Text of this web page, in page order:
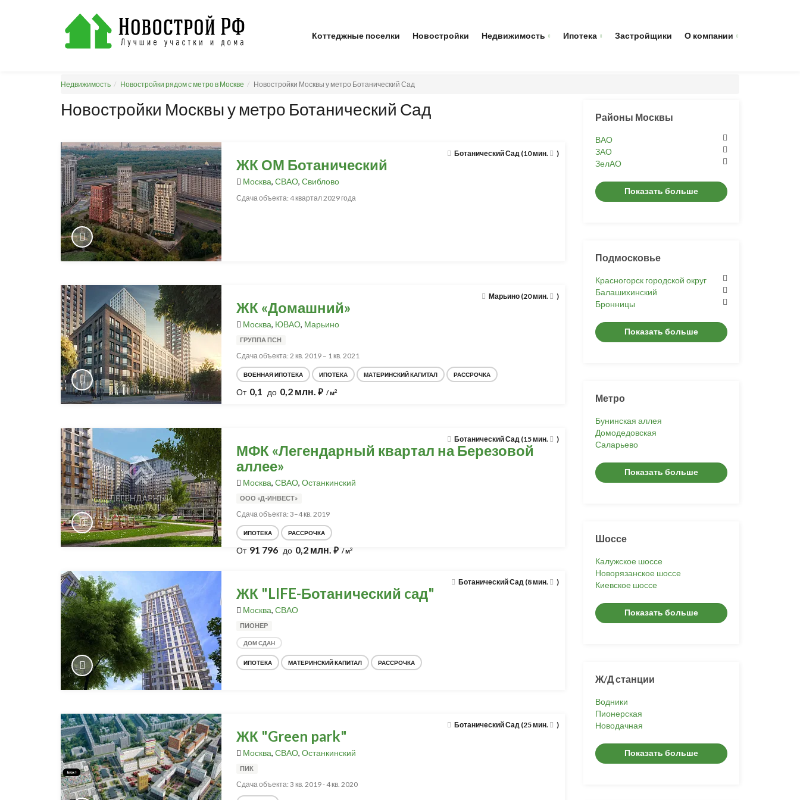
Коттеджные поселки Новостройки Недвижимость Ипотека Застройщики О компании
Недвижимость Новостройки рядом с метро в Москве Новостройки Москвы у метро Ботанический Сад
Новостройки Москвы у метро Ботанический Сад
Ботанический Сад (10 мин. )
ЖК ОМ Ботанический
Москва, СВАО, Свиблово
Сдача объекта: 4 квартал 2029 года
Марьино (20 мин. )
ЖК «Домашний»
Москва, ЮВАО, Марьино
ГРУППА ПСН
Сдача объекта: 2 кв. 2019 – 1 кв. 2021
ВОЕННАЯ ИПОТЕКА ИПОТЕКА МАТЕРИНСКИЙ КАПИТАЛ РАССРОЧКА
От 0,1 до 0,2 млн. ⃏ / м2
Ботанический Сад (15 мин. )
МФК «Легендарный квартал на Березовой
аллее»
Москва, СВАО, Останкинский
ООО «Д-ИНВЕСТ»
Сдача объекта: 3–4 кв. 2019
ИПОТЕКА РАССРОЧКА
От 91 796 до 0,2 млн. ⃏ / м2
Ботанический Сад (8 мин. )
ЖК "LIFE-Ботанический cад"
Москва, СВАО
ПИОНЕР
ДОМ СДАН
ИПОТЕКА МАТЕРИНСКИЙ КАПИТАЛ РАССРОЧКА
Ботанический Сад (25 мин. )
ЖК "Green park"
Москва, СВАО, Останкинский
ПИК
Сдача объекта: 3 кв. 2019 - 4 кв. 2020
Районы Москвы
ВАО
ЗАО
ЗелАО
Показать больше
Подмосковье
Красногорск городской округ
Балашихинский
Бронницы
Показать больше
Метро
Бунинская аллея
Домодедовская
Саларьево
Показать больше
Шоссе
Калужское шоссе
Новорязанское шоссе
Киевское шоссе
Показать больше
Ж/Д станции
Водники
Пионерская
Новодачная
Показать больше